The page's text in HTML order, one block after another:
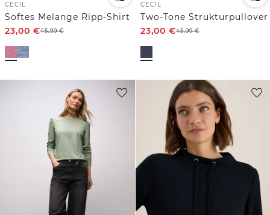
CECIL
Softes Melange Ripp-Shirt
23,00 €45,99€
CECIL
Two-Tone Strukturpullover
23,00 €45,99€